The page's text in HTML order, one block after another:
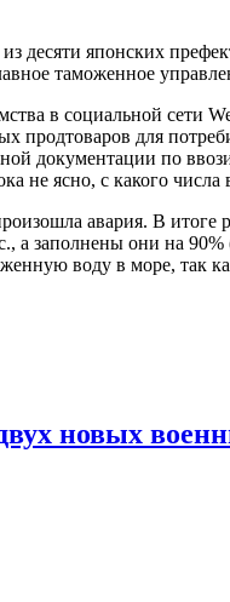
десяти японских
таможенное
в социальной сети
продтоваров для
документации по
не ясно, с какого числа
авария. В итоге
а заполнены они на
воду в море, так
новых